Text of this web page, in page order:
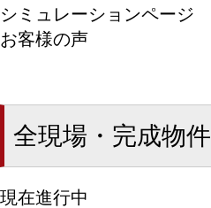
シミュレーションページ
お客様の声
全現場・完成物件
現在進行中